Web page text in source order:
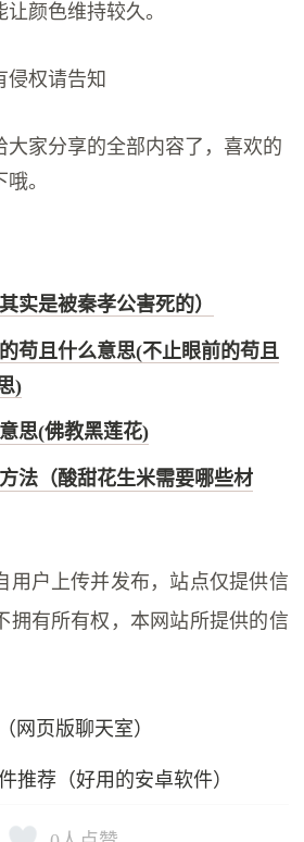
颜色维持较久。
侵权请告知
大家分享的全部内容了，喜欢的
。
实是被秦孝公害死的）
苟且什么意思(不止眼前的苟且
)
思(佛教黑莲花)
法（酸甜花生米需要哪些材
用户上传并发布，站点仅提供信
拥有所有权，本网站所提供的信
网页版聊天室）
推荐（好用的安卓软件）